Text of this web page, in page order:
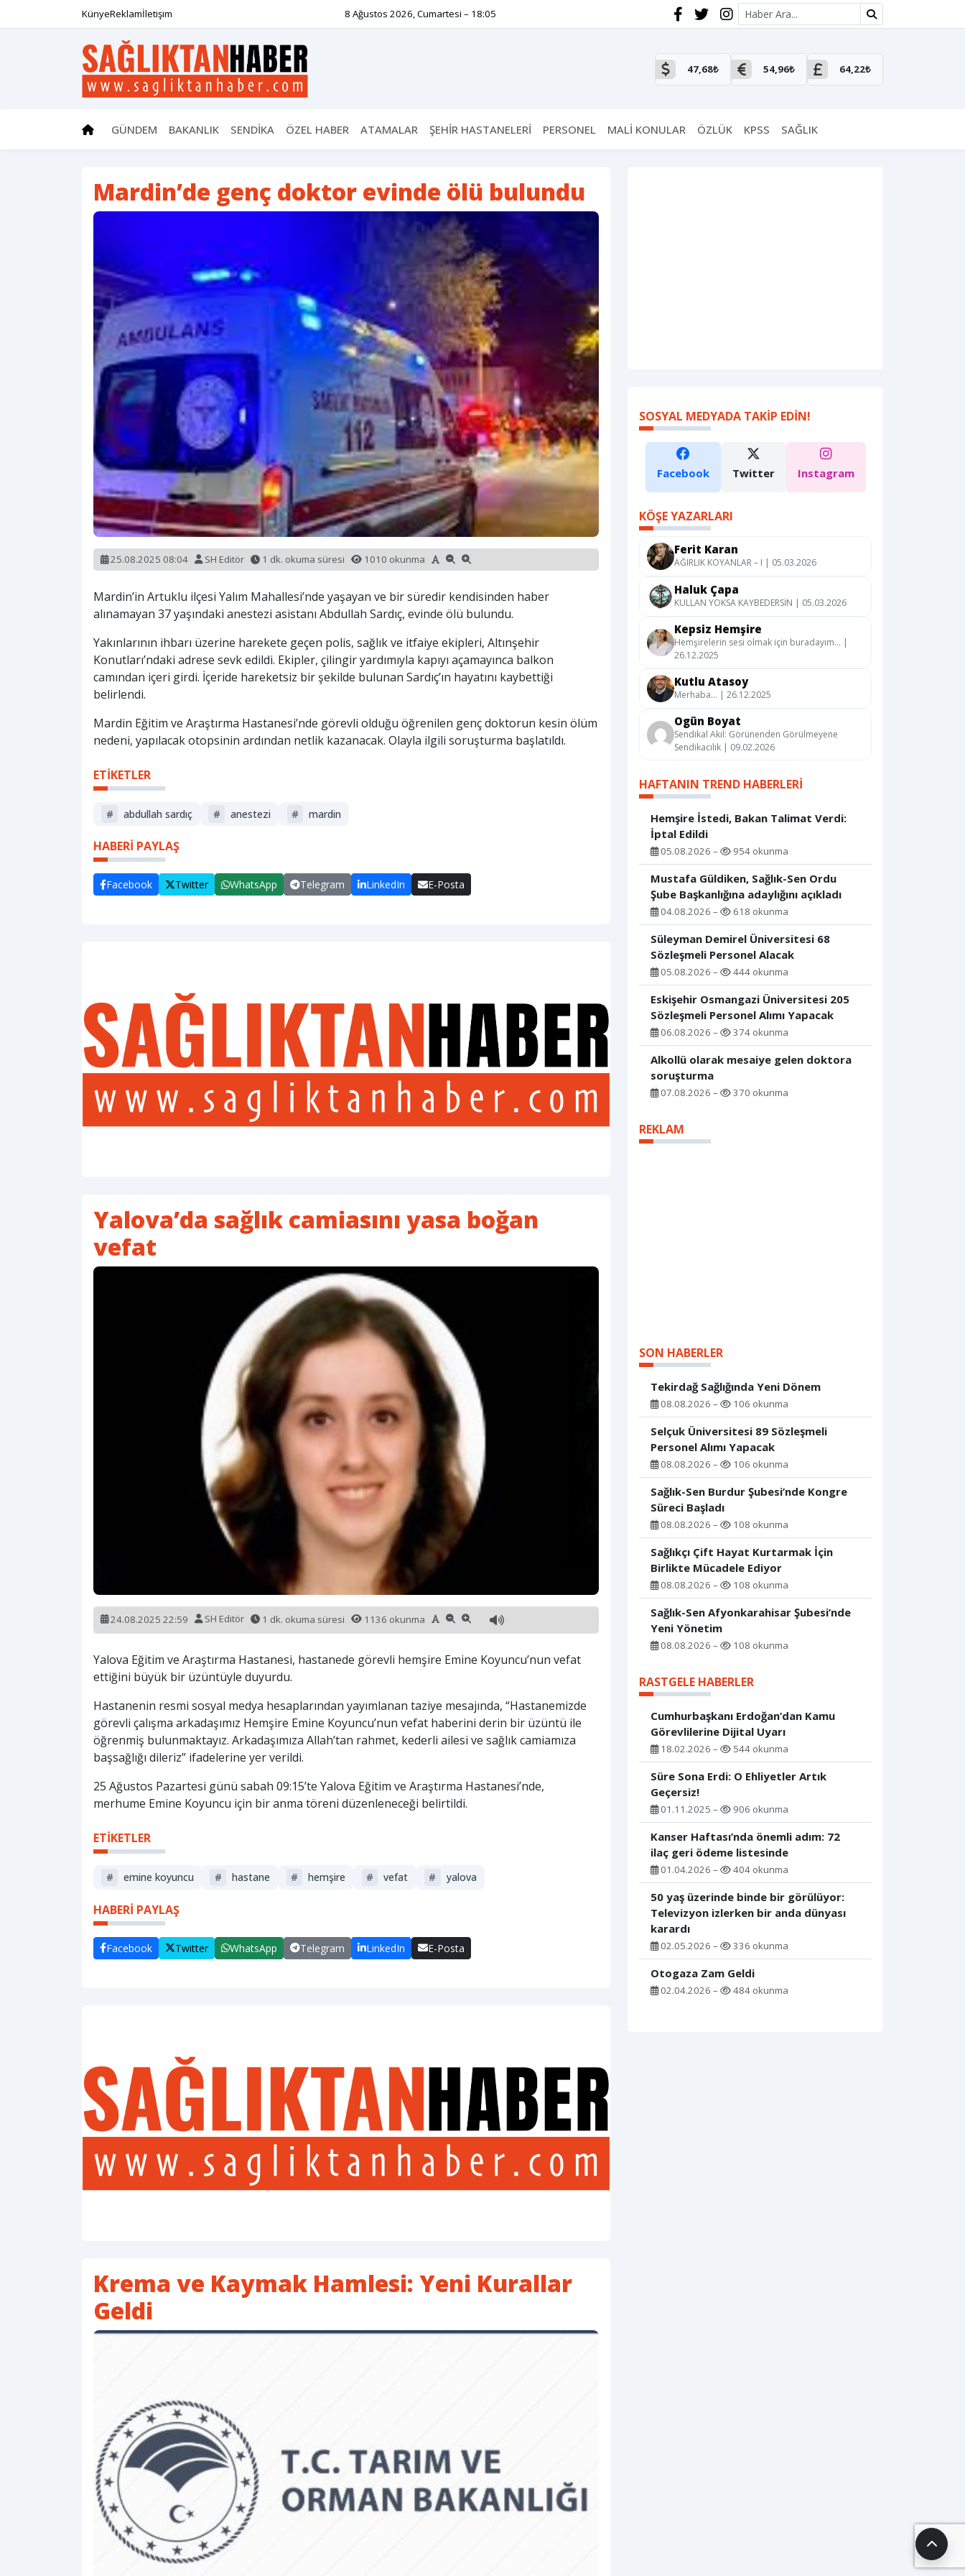
KünyeReklamİletişim 8 Ağustos 2026, Cumartesi – 18:05 Site içi arama
47,68₺ 54,96₺ 64,22₺
GÜNDEM BAKANLIK SENDİKA ÖZEL HABER ATAMALAR ŞEHİR HASTANELERİ PERSONEL MALİ KONULAR ÖZLÜK KPSS SAĞLIK
Mardin’de genç doktor evinde ölü bulundu
25.08.2025 08:04 SH Editör 1 dk. okuma süresi 1010 okunma
Mardin’in Artuklu ilçesi Yalım Mahallesi’nde yaşayan ve bir süredir kendisinden haber
alınamayan 37 yaşındaki anestezi asistanı Abdullah Sardıç, evinde ölü bulundu.
Yakınlarının ihbarı üzerine harekete geçen polis, sağlık ve itfaiye ekipleri, Altınşehir
Konutları’ndaki adrese sevk edildi. Ekipler, çilingir yardımıyla kapıyı açamayınca balkon
camından içeri girdi. İçeride hareketsiz bir şekilde bulunan Sardıç’ın hayatını kaybettiği
belirlendi.
Mardin Eğitim ve Araştırma Hastanesi’nde görevli olduğu öğrenilen genç doktorun kesin ölüm
nedeni, yapılacak otopsinin ardından netlik kazanacak. Olayla ilgili soruşturma başlatıldı.
ETİKETLER
# abdullah sardıç # anestezi # mardin
HABERİ PAYLAŞ
Facebook Twitter WhatsApp Telegram LinkedIn E-Posta
Yalova’da sağlık camiasını yasa boğan
vefat
24.08.2025 22:59 SH Editör 1 dk. okuma süresi 1136 okunma
Yalova Eğitim ve Araştırma Hastanesi, hastanede görevli hemşire Emine Koyuncu’nun vefat
ettiğini büyük bir üzüntüyle duyurdu.
Hastanenin resmi sosyal medya hesaplarından yayımlanan taziye mesajında, “Hastanemizde
görevli çalışma arkadaşımız Hemşire Emine Koyuncu’nun vefat haberini derin bir üzüntü ile
öğrenmiş bulunmaktayız. Arkadaşımıza Allah’tan rahmet, kederli ailesi ve sağlık camiamıza
başsağlığı dileriz” ifadelerine yer verildi.
25 Ağustos Pazartesi günü sabah 09:15’te Yalova Eğitim ve Araştırma Hastanesi’nde,
merhume Emine Koyuncu için bir anma töreni düzenleneceği belirtildi.
ETİKETLER
# emine koyuncu # hastane # hemşire # vefat # yalova
HABERİ PAYLAŞ
Facebook Twitter WhatsApp Telegram LinkedIn E-Posta
Krema ve Kaymak Hamlesi: Yeni Kurallar
Geldi
SOSYAL MEDYADA TAKIP EDIN!
Facebook Twitter Instagram
KÖŞE YAZARLARI
Ferit Karan
AĞIRLIK KOYANLAR – I | 05.03.2026
Haluk Çapa
KULLAN YOKSA KAYBEDERSİN | 05.03.2026
Kepsiz Hemşire
Hemşirelerin sesi olmak için buradayım… |
26.12.2025
Kutlu Atasoy
Merhaba… | 26.12.2025
Ogün Boyat
Sendikal Akıl: Görünenden Görülmeyene
Sendikacılık | 09.02.2026
HAFTANIN TREND HABERLERI
Hemşire İstedi, Bakan Talimat Verdi:
İptal Edildi
05.08.2026 – 954 okunma
Mustafa Güldiken, Sağlık-Sen Ordu
Şube Başkanlığına adaylığını açıkladı
04.08.2026 – 618 okunma
Süleyman Demirel Üniversitesi 68
Sözleşmeli Personel Alacak
05.08.2026 – 444 okunma
Eskişehir Osmangazi Üniversitesi 205
Sözleşmeli Personel Alımı Yapacak
06.08.2026 – 374 okunma
Alkollü olarak mesaiye gelen doktora
soruşturma
07.08.2026 – 370 okunma
REKLAM
SON HABERLER
Tekirdağ Sağlığında Yeni Dönem
08.08.2026 – 106 okunma
Selçuk Üniversitesi 89 Sözleşmeli
Personel Alımı Yapacak
08.08.2026 – 106 okunma
Sağlık-Sen Burdur Şubesi’nde Kongre
Süreci Başladı
08.08.2026 – 108 okunma
Sağlıkçı Çift Hayat Kurtarmak İçin
Birlikte Mücadele Ediyor
08.08.2026 – 108 okunma
Sağlık-Sen Afyonkarahisar Şubesi’nde
Yeni Yönetim
08.08.2026 – 108 okunma
RASTGELE HABERLER
Cumhurbaşkanı Erdoğan’dan Kamu
Görevlilerine Dijital Uyarı
18.02.2026 – 544 okunma
Süre Sona Erdi: O Ehliyetler Artık
Geçersiz!
01.11.2025 – 906 okunma
Kanser Haftası’nda önemli adım: 72
ilaç geri ödeme listesinde
01.04.2026 – 404 okunma
50 yaş üzerinde binde bir görülüyor:
Televizyon izlerken bir anda dünyası
karardı
02.05.2026 – 336 okunma
Otogaza Zam Geldi
02.04.2026 – 484 okunma